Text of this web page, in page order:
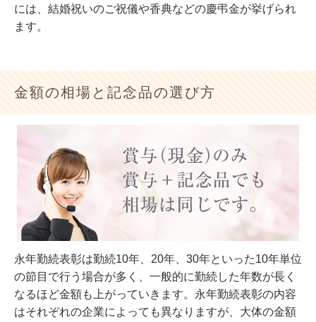
には、結婚祝いのご祝儀や香典などの慶弔金が挙げられ
ます。
金額の相場と記念品の選び方
永年勤続表彰は勤続10年、20年、30年といった10年単位
の節目で行う場合が多く、一般的に勤続した年数が長く
なるほど金額も上がっていきます。永年勤続表彰の内容
はそれぞれの企業によっても異なりますが、大体の金額